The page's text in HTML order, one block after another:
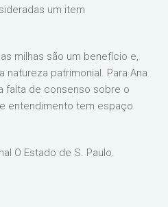
um item
milhas são um benefício e,
natureza patrimonial. Para Ana
falta de consenso sobre o
entendimento tem espaço
O Estado de S. Paulo.